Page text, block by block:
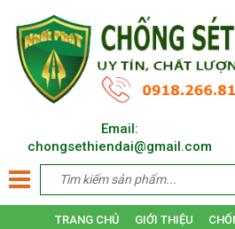
Email:
chongsethiendai@gmail.com
TRANG CHỦ GIỚI THIỆU